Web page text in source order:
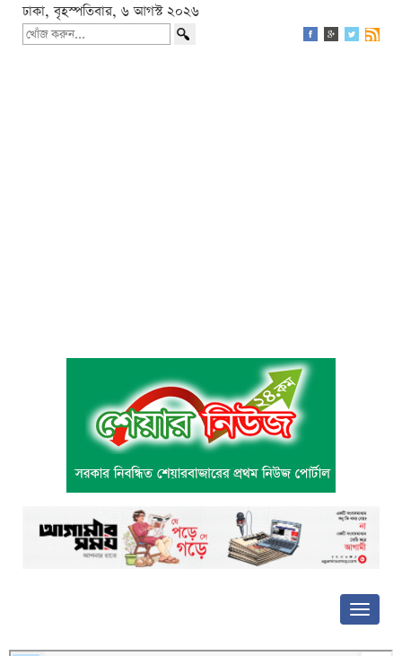
ঢাকা, বৃহস্পতিবার, ৬ আগস্ট ২০২৬